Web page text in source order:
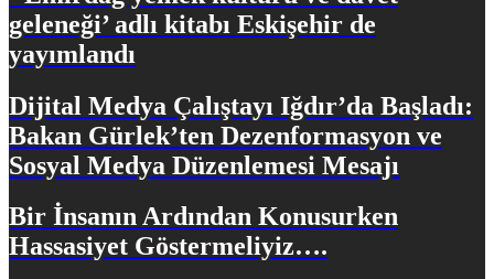
geleneği’ adlı kitabı Eskişehir de
yayımlandı
Dijital Medya Çalıştayı Iğdır’da Başladı:
Bakan Gürlek’ten Dezenformasyon ve
Sosyal Medya Düzenlemesi Mesajı
Bir İnsanın Ardından Konusurken
Hassasiyet Göstermeliyiz….